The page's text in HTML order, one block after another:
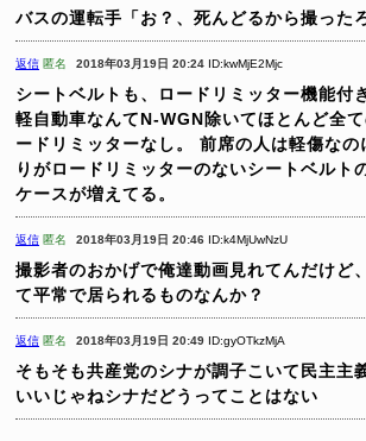
バスの運転手「お？、死んどるから撮った
返信 匿名 2018年03月19日 20:24 ID:kwMjE2Mjc
シートベルトも、ロードリミッター機能付
軽自動車なんてN-WGN除いてほとんど全
ードリミッターなし。
前席の人は軽傷なの
りがロードリミッターのないシートベルト
ケースが増えてる。
返信 匿名 2018年03月19日 20:46 ID:k4MjUwNzU
撮影者のおかげで俺達動画見れてんだけど
て平常で居られるものなんか？
返信 匿名 2018年03月19日 20:49 ID:gyOTkzMjA
そもそも共産党のシナが調子こいて民主主
いいじゃねシナだどうってことはない